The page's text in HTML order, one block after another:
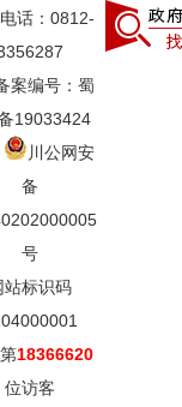
话：0812-
案编号：蜀
19033424
川公网安
备
号
站标识码
18366620
位访客